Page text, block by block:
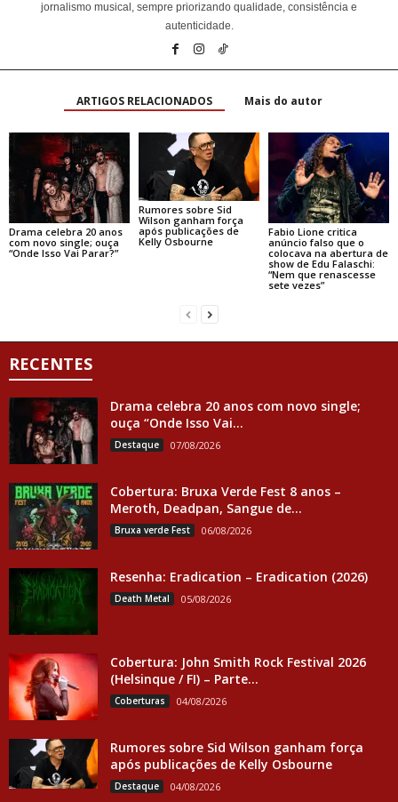
jornalismo musical, sempre priorizando qualidade, consistência e
autenticidade.
ARTIGOS RELACIONADOS Mais do autor
Drama celebra 20 anos
com novo single; ouça
“Onde Isso Vai Parar?”
Rumores sobre Sid
Wilson ganham força
após publicações de
Kelly Osbourne
Fabio Lione critica
anúncio falso que o
colocava na abertura de
show de Edu Falaschi:
“Nem que renascesse
sete vezes”
RECENTES
Drama celebra 20 anos com novo single;
ouça “Onde Isso Vai...
Destaque 07/08/2026
Cobertura: Bruxa Verde Fest 8 anos –
Meroth, Deadpan, Sangue de...
Bruxa verde Fest 06/08/2026
Resenha: Eradication – Eradication (2026)
Death Metal 05/08/2026
Cobertura: John Smith Rock Festival 2026
(Helsinque / FI) – Parte...
Coberturas 04/08/2026
Rumores sobre Sid Wilson ganham força
após publicações de Kelly Osbourne
Destaque 04/08/2026